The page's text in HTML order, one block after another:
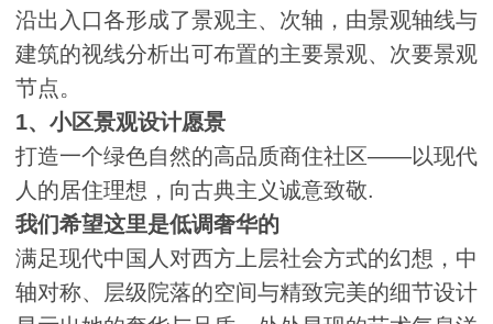
沿出入口各形成了景观主、次轴，由景观轴线与
建筑的视线分析出可布置的主要景观、次要景观
节点。
1、小区景观设计愿景
打造一个绿色自然的高品质商住社区——以现代
人的居住理想，向古典主义诚意致敬.
我们希望这里是低调奢华的
满足现代中国人对西方上层社会方式的幻想，中
轴对称、层级院落的空间与精致完美的细节设计